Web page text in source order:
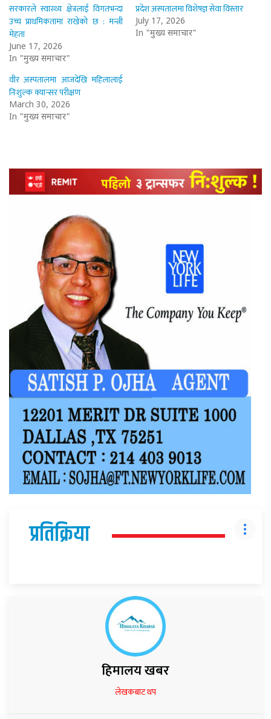
सरकारले स्वास्थ्य क्षेत्रलाई विगतभन्दा
उच्च प्राथमिकतामा राखेको छ : मन्त्री
मेहता
June 17, 2026
In "मुख्य समाचार"
प्रदेश अस्पतालमा विशेषज्ञ सेवा विस्तार
July 17, 2026
In "मुख्य समाचार"
वीर अस्पतालमा आजदेखि महिलालाई
निःशुल्क क्यान्सर परीक्षण
March 30, 2026
In "मुख्य समाचार"
प्रतिक्रिया
हिमालय खबर
लेखकबाट थप